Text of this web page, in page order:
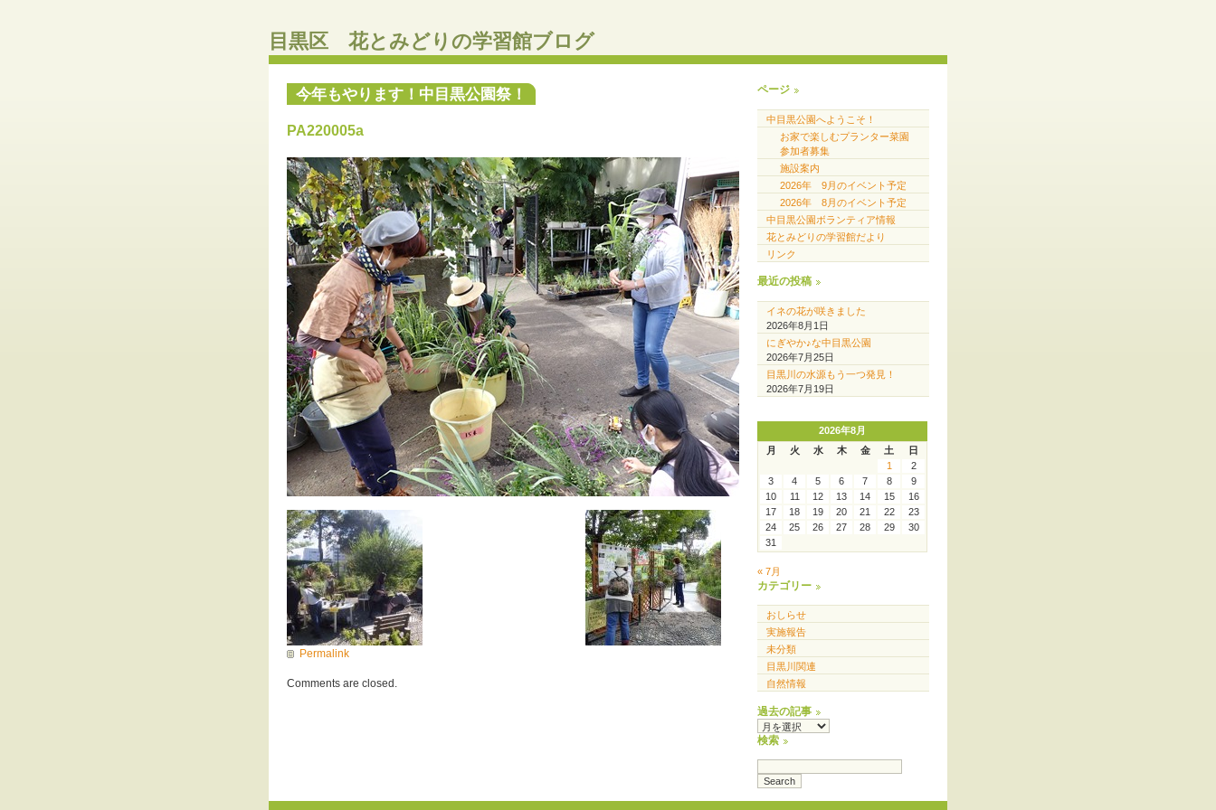
目黒区 花とみどりの学習館ブログ
今年もやります！中目黒公園祭！
PA220005a
Permalink
Comments are closed.
ページ
中目黒公園へようこそ！
お家で楽しむプランター菜園
参加者募集
施設案内
2026年 9月のイベント予定
2026年 8月のイベント予定
中目黒公園ボランティア情報
花とみどりの学習館だより
リンク
最近の投稿
イネの花が咲きました
2026年8月1日
にぎやか♪な中目黒公園
2026年7月25日
目黒川の水源もう一つ発見！
2026年7月19日
2026年8月
月
火 水 木 金 土
日
1
2
3
4 5 6 7 8
9
10
11 12 13 14 15
16
17
18 19 20 21 22
23
24
25 26 27 28 29
30
31
« 7月
カテゴリー
おしらせ
実施報告
未分類
目黒川関連
自然情報
過去の記事
過
去
事
検索